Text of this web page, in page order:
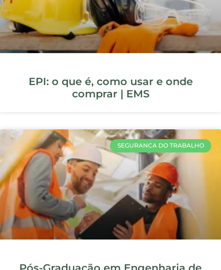
requisitos, EPIs e treinamento
Tecnologia na Segurança do
Trabalho: inovações, exemplos
práticos e ganhos reais
SEGURANCA DO TRABALHO